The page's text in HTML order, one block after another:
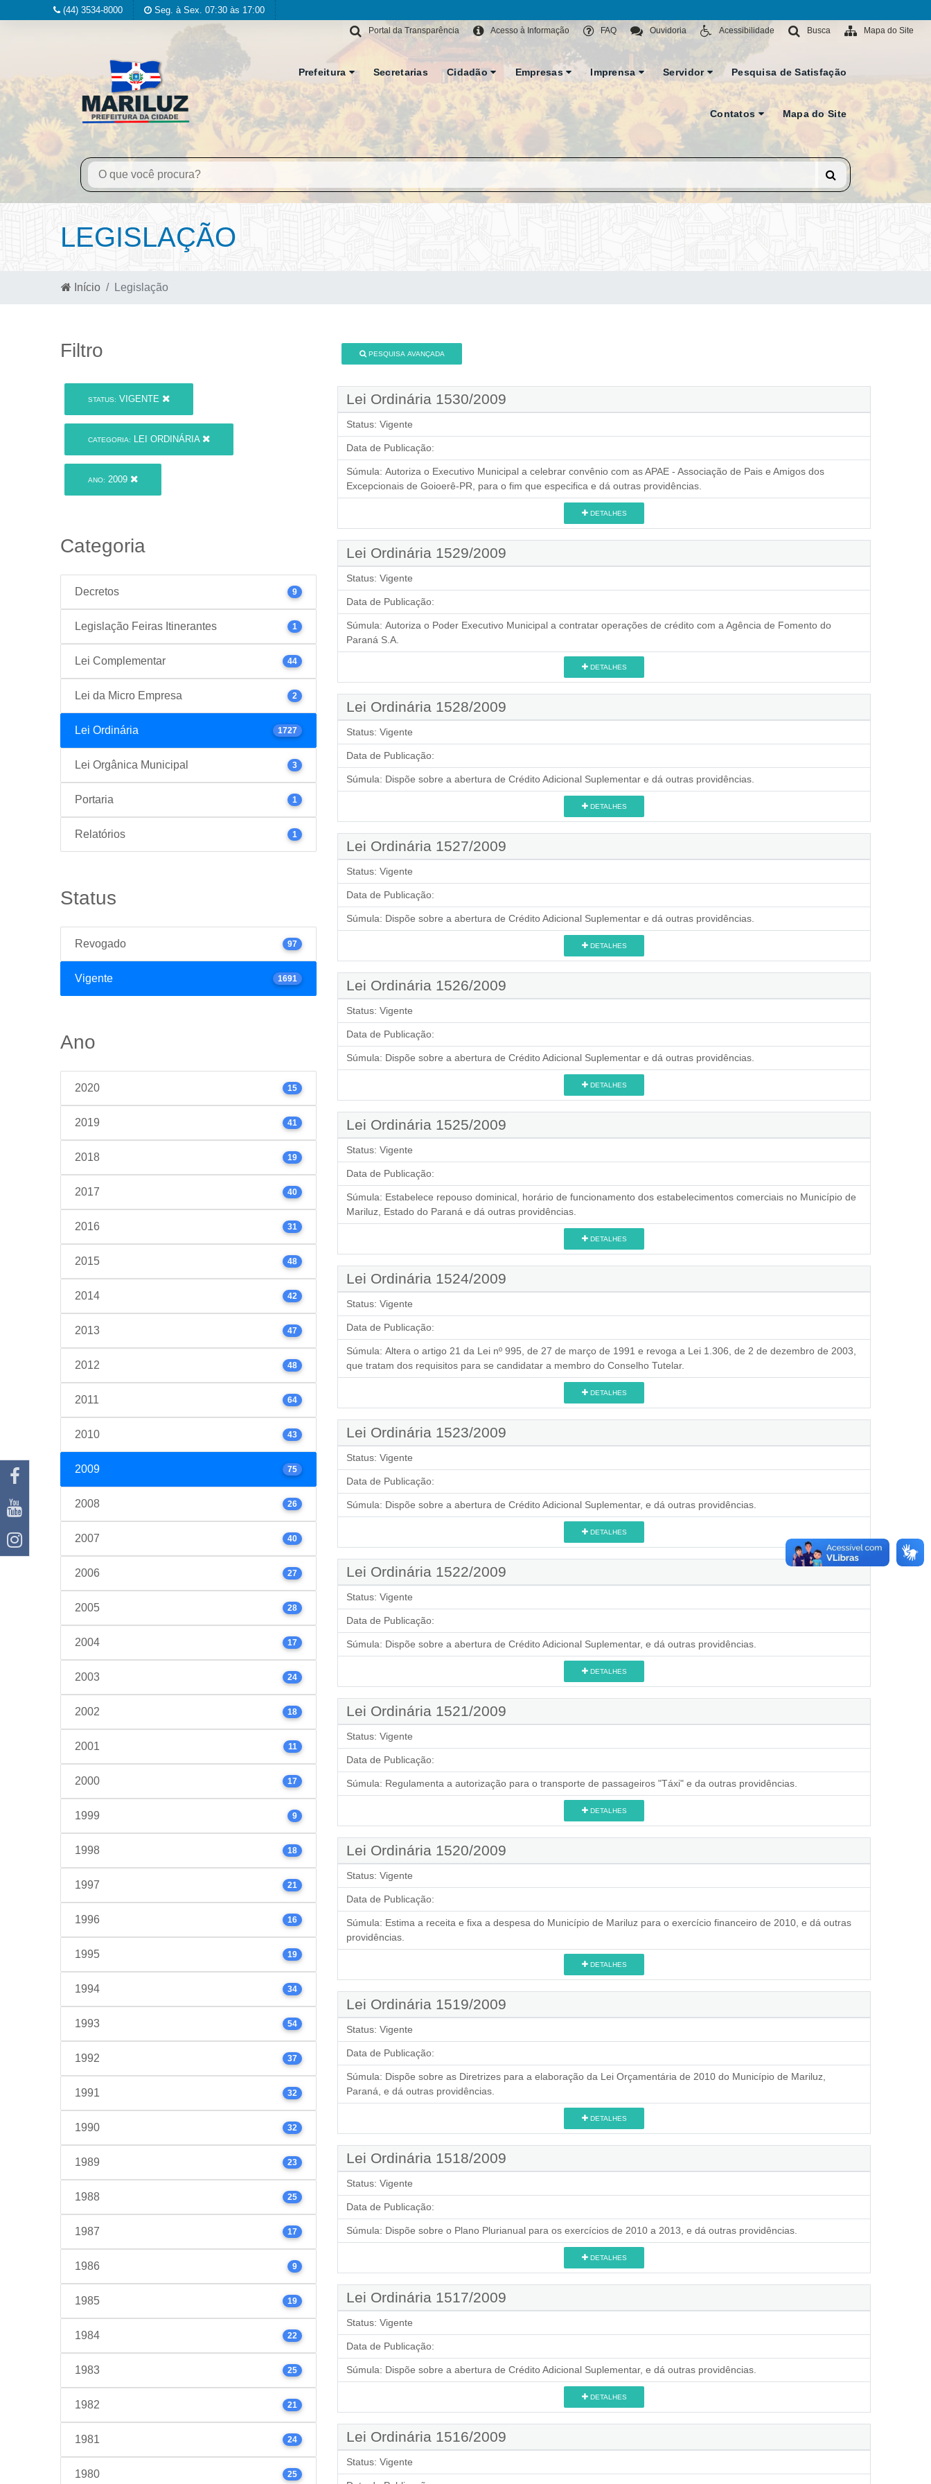
(44) 3534-8000 Seg. à Sex. 07:30 às 17:00
Mapa do Site
Busca
Acessibilidade
Ouvidoria
FAQ
Acesso à Informação
Portal da Transparência
Prefeitura Secretarias Cidadão Empresas Imprensa Servidor Pesquisa de Satisfação
Contatos Mapa do Site
LEGISLAÇÃO
Início Legislação
Filtro
STATUS: VIGENTE
CATEGORIA: LEI ORDINÁRIA
ANO: 2009
Categoria
Decretos 9
Legislação Feiras Itinerantes 1
Lei Complementar 44
Lei da Micro Empresa 2
Lei Ordinária 1727
Lei Orgânica Municipal 3
Portaria 1
Relatórios 1
Status
Revogado 97
Vigente 1691
Ano
2020 15
2019 41
2018 19
2017 40
2016 31
2015 48
2014 42
2013 47
2012 48
2011 64
2010 43
2009 75
2008 26
2007 40
2006 27
2005 28
2004 17
2003 24
2002 18
2001 11
2000 17
1999 9
1998 18
1997 21
1996 16
1995 19
1994 34
1993 54
1992 37
1991 32
1990 32
1989 23
1988 25
1987 17
1986 9
1985 19
1984 22
1983 25
1982 21
1981 24
1980 25
PESQUISA AVANÇADA
Lei Ordinária 1530/2009
Status: Vigente
Data de Publicação:
Súmula: Autoriza o Executivo Municipal a celebrar convênio com as APAE - Associação de Pais e Amigos dos
Excepcionais de Goioerê-PR, para o fim que especifica e dá outras providências.
DETALHES
Lei Ordinária 1529/2009
Status: Vigente
Data de Publicação:
Súmula: Autoriza o Poder Executivo Municipal a contratar operações de crédito com a Agência de Fomento do
Paraná S.A.
DETALHES
Lei Ordinária 1528/2009
Status: Vigente
Data de Publicação:
Súmula: Dispõe sobre a abertura de Crédito Adicional Suplementar e dá outras providências.
DETALHES
Lei Ordinária 1527/2009
Status: Vigente
Data de Publicação:
Súmula: Dispõe sobre a abertura de Crédito Adicional Suplementar e dá outras providências.
DETALHES
Lei Ordinária 1526/2009
Status: Vigente
Data de Publicação:
Súmula: Dispõe sobre a abertura de Crédito Adicional Suplementar e dá outras providências.
DETALHES
Lei Ordinária 1525/2009
Status: Vigente
Data de Publicação:
Súmula: Estabelece repouso dominical, horário de funcionamento dos estabelecimentos comerciais no Município de
Mariluz, Estado do Paraná e dá outras providências.
DETALHES
Lei Ordinária 1524/2009
Status: Vigente
Data de Publicação:
Súmula: Altera o artigo 21 da Lei nº 995, de 27 de março de 1991 e revoga a Lei 1.306, de 2 de dezembro de 2003,
que tratam dos requisitos para se candidatar a membro do Conselho Tutelar.
DETALHES
Lei Ordinária 1523/2009
Status: Vigente
Data de Publicação:
Súmula: Dispõe sobre a abertura de Crédito Adicional Suplementar, e dá outras providências.
DETALHES
Lei Ordinária 1522/2009
Status: Vigente
Data de Publicação:
Súmula: Dispõe sobre a abertura de Crédito Adicional Suplementar, e dá outras providências.
DETALHES
Lei Ordinária 1521/2009
Status: Vigente
Data de Publicação:
Súmula: Regulamenta a autorização para o transporte de passageiros "Táxi" e da outras providências.
DETALHES
Lei Ordinária 1520/2009
Status: Vigente
Data de Publicação:
Súmula: Estima a receita e fixa a despesa do Município de Mariluz para o exercício financeiro de 2010, e dá outras
providências.
DETALHES
Lei Ordinária 1519/2009
Status: Vigente
Data de Publicação:
Súmula: Dispõe sobre as Diretrizes para a elaboração da Lei Orçamentária de 2010 do Município de Mariluz,
Paraná, e dá outras providências.
DETALHES
Lei Ordinária 1518/2009
Status: Vigente
Data de Publicação:
Súmula: Dispõe sobre o Plano Plurianual para os exercícios de 2010 a 2013, e dá outras providências.
DETALHES
Lei Ordinária 1517/2009
Status: Vigente
Data de Publicação:
Súmula: Dispõe sobre a abertura de Crédito Adicional Suplementar, e dá outras providências.
DETALHES
Lei Ordinária 1516/2009
Status: Vigente